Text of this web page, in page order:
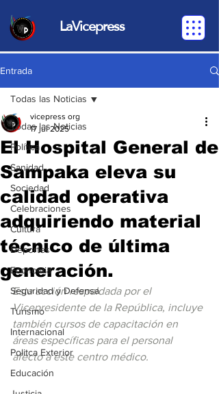
LaVicepress
Entrada
Todas las Noticias
Política
Sanidad
Sociedad
Celebraciones
Cultura
Deportes
Economia
Seguridad y Defensa
Turismo
Internacional
Politca Exterior
Educación
Todas las Noticias
El Hospital General de
Sampaka eleva su
calidad operativa
adquiriendo material
técnico de última
generación.
vicepress org
17 jul 2025
Esta acción respaldada por el
Vicepresidente de la República, incluye
también cursos de capacitación en
áreas específicas para el personal
afecto a este centro médico.